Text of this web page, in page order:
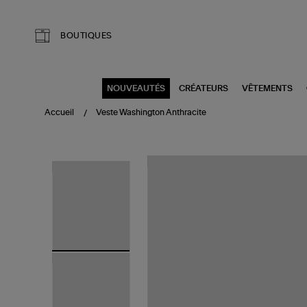
BOUTIQUES
NOUVEAUTÉS CRÉATEURS VÊTEMENTS
Accueil Veste Washington Anthracite